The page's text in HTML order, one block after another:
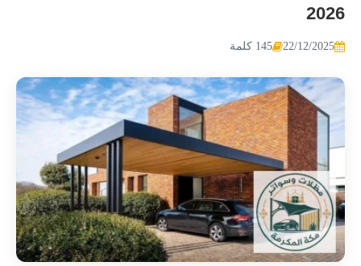
2026
22/12/2025 145 كلمة